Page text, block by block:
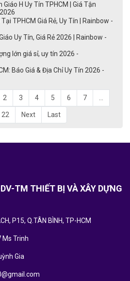
Giáo H Uy Tín TPHCM | Giá Tận
TPHCM Giá Rẻ, Uy Tín | Rainbow -
Uy Tín, Giá Rẻ 2026 | Rainbow -
lớn giá sỉ, uy tín 2026 -
Báo Giá & Địa Chỉ Uy Tín 2026 -
2 3 4 5 6 7
22 Next Last
TM THIẾT BỊ VÀ XÂY DỰNG
P15, Q.TÂN BÌNH, TP-HCM
Ms Trinh
Gia